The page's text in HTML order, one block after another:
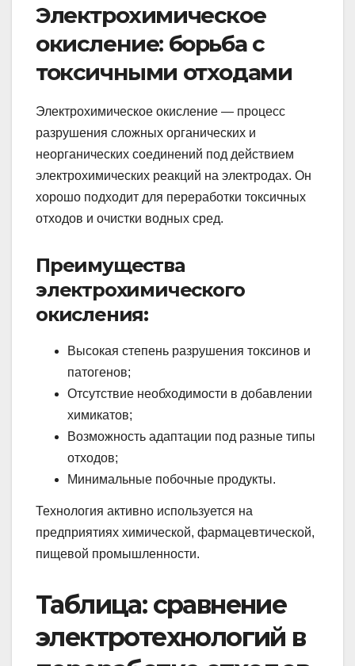
Электрохимическое
окисление: борьба с
токсичными отходами
Электрохимическое окисление — процесс
разрушения сложных органических и
неорганических соединений под действием
электрохимических реакций на электродах. Он
хорошо подходит для переработки токсичных
отходов и очистки водных сред.
Преимущества
электрохимического
окисления:
Высокая степень разрушения токсинов и
патогенов;
Отсутствие необходимости в добавлении
химикатов;
Возможность адаптации под разные типы
отходов;
Минимальные побочные продукты.
Технология активно используется на
предприятиях химической, фармацевтической,
пищевой промышленности.
Таблица: сравнение
электротехнологий в